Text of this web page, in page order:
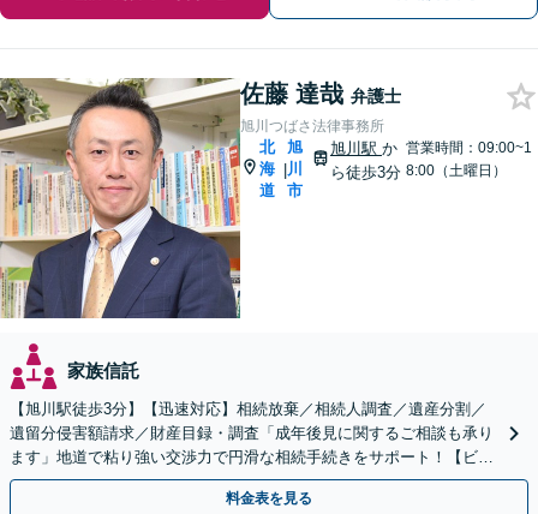
佐藤 達哉 弁護士
旭川つばさ法律事務所
北
海
道
|
旭
川
市
旭川駅 か
ら徒歩3分
営業時間：09:00~1
8:00（土曜日）
家族信託
【旭川駅徒歩3分】【迅速対応】相続放棄／相続人調査／遺産分割／
遺留分侵害額請求／財産目録・調査「成年後見に関するご相談も承り
ます」地道で粘り強い交渉力で円滑な相続手続きをサポート！【ビデ
オ面談可】
料金表を見る